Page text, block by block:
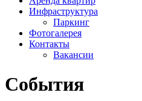
Инфраструктура
Паркинг
Фотогалерея
Контакты
Вакансии
События